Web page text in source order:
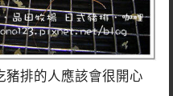
豬排的人應該會很開心